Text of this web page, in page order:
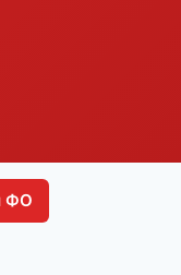
ФО